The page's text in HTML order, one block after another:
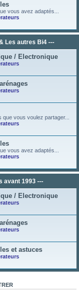
vous avez adaptés...
Les autres Bi4 ---
/ Electronique
que vous voulez partager...
vous avez adaptés...
avant 1993 ---
/ Electronique
et astuces